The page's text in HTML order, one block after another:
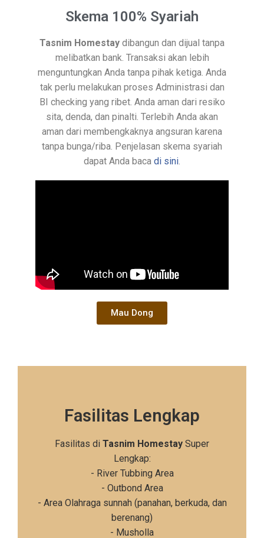
Skema 100% Syariah
Tasnim Homestay dibangun dan dijual tanpa
melibatkan bank. Transaksi akan lebih
menguntungkan Anda tanpa pihak ketiga. Anda
tak perlu melakukan proses Administrasi dan
BI checking yang ribet. Anda aman dari resiko
sita, denda, dan pinalti. Terlebih Anda akan
aman dari membengkaknya angsuran karena
tanpa bunga/riba. Penjelasan skema syariah
dapat Anda baca di sini.
Mau Dong
Fasilitas Lengkap
Fasilitas di Tasnim Homestay Super
Lengkap:
- River Tubbing Area
- Outbond Area
- Area Olahraga sunnah (panahan, berkuda, dan
berenang)
- Musholla